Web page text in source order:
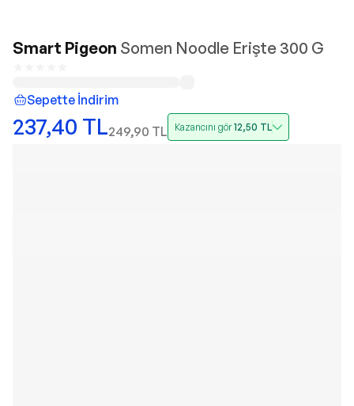
Smart Pigeon Somen Noodle Erişte 300 G
Sepette İndirim
237,40 TL249,90 TL Kazancını gör12,50 TL